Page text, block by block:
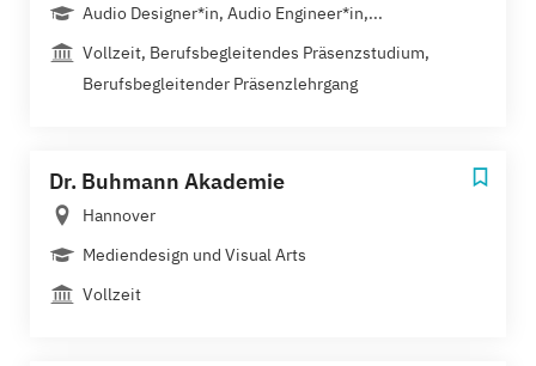
Audio Designer*in, Audio Engineer*in,...
Vollzeit, Berufsbegleitendes Präsenzstudium,
Berufsbegleitender Präsenzlehrgang
Dr. Buhmann Akademie
Hannover
Mediendesign und Visual Arts
Vollzeit